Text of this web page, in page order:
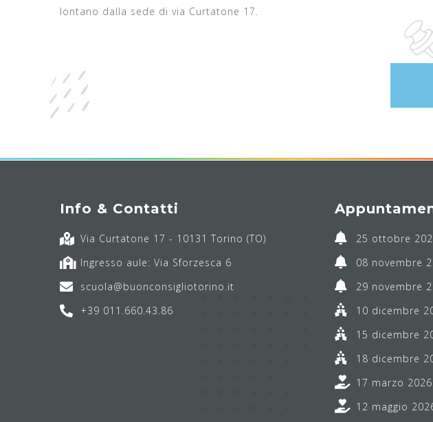
lontano dalla sede di via Curtatone 17.
Info & Contatti
Via Curtatone 17 - 10131 Torino (TO)
Ingresso aule: Via Sforzesca 6
scuola@buonconsigliotorino.it
+39 011.660.43.86
25 ottobre
08 novembre
29 novembre
10 dicembre
15 dicembre
18 dicembre
17 marzo
12 maggio